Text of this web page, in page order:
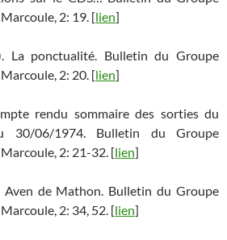
2: 19. [lien]
La ponctualité. Bulletin du Groupe
2: 20. [lien]
rendu sommaire des sorties du
30/06/1974. Bulletin du Groupe
2: 21-32. [lien]
Aven de Mathon. Bulletin du Groupe
2: 34, 52. [lien]